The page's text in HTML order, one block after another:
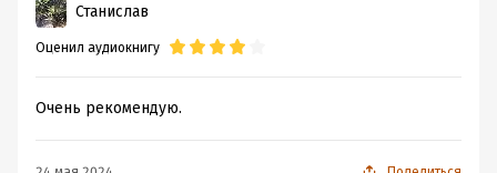
Станислав
Оценил аудиокнигу
Очень рекомендую.